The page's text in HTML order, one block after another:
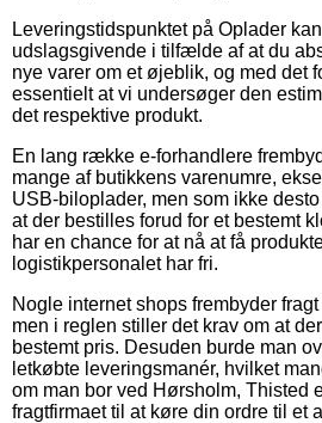
Leveringstidspunktet på Oplader
udslagsgivende i tilfælde af at du
nye varer om et øjeblik, og med det
essentielt at vi undersøger den
det respektive produkt.
En lang række e-forhandlere
mange af butikkens varenumre,
USB-biloplader, men som ikke
at der bestilles forud for et bestemt
har en chance for at nå at få
logistikpersonalet har fri.
Nogle internet shops frembyder
men i reglen stiller det krav om at
bestemt pris. Desuden burde man
letkøbte leveringsmanér, hvilket
om man bor ved Hørsholm, Thisted
fragtfirmaet til at køre din ordre til et